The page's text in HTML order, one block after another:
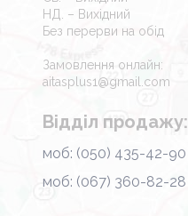
НД. – Вихідний
Без перерви на обід
Замовлення онлайн:
aitasplus1@gmail.com
Відділ продажу:
моб: (050) 435-42-90
моб: (067) 360-82-28